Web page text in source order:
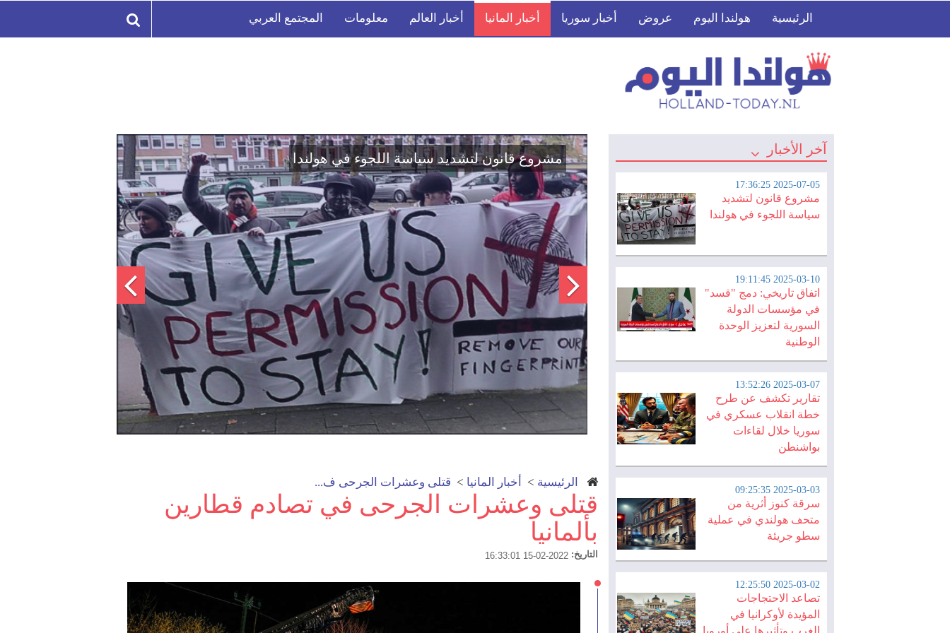
الرئيسية هولندا اليوم عروض أخبار سوريا أخبار المانيا أخبار العالم معلومات المجتمع العربي
آخر الأخبار
2025-07-05 17:36:25
مشروع قانون لتشديد
سياسة اللجوء في هولندا
2025-03-10 19:11:45
اتفاق تاريخي: دمج "قسد"
في مؤسسات الدولة
السورية لتعزيز الوحدة
الوطنية
2025-03-07 13:52:26
تقارير تكشف عن طرح
خطة انقلاب عسكري في
سوريا خلال لقاءات
بواشنطن
2025-03-03 09:25:35
سرقة كنوز أثرية من
متحف هولندي في عملية
سطو جريئة
2025-03-02 12:25:50
تصاعد الاحتجاجات
المؤيدة لأوكرانيا في
اتفاق تاريخي: دمج "قسد" في مؤسسات الدولة السورية لتعزيز الوحدة
الوطنية
الرئيسية > أخبار المانيا > قتلى وعشرات الجرحى ف...
قتلى وعشرات الجرحى في تصادم قطارين
بألمانيا
التاريخ: